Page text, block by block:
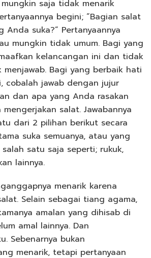
saja tidak menarik
begini; ”Bagian salat
Anda suka?” Pertanyaannya
mungkin tidak umum. Bagi yang
kelancangan ini dan tidak
Bagi yang berbaik hati
cobalah jawab dengan jujur
dan apa yang Anda rasakan
salat. Jawabannya
dari 2 pilihan berikut secara
suka semuanya, atau yang
satu saja seperti; rukuk,
lainnya.
menarik karena
Selain sebagai tiang agama,
amalan yang dihisab di
amal lainnya. Dan
Sebenarnya bukan
menarik, tetapi pertanyaan